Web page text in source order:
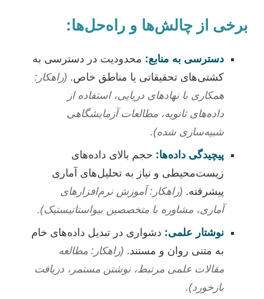
برخی از چالش‌ها و راه‌حل‌ها:
دسترسی به منابع: محدودیت در دسترسی به
کشتی‌های تحقیقاتی یا مناطق خاص. (راهکار:
همکاری با نهادهای دریایی، استفاده از
داده‌های ثانویه، مطالعات آزمایشگاهی
شبیه‌سازی شده).
پیچیدگی داده‌ها: حجم بالای داده‌های
زیست‌محیطی و نیاز به تحلیل‌های آماری
پیشرفته. (راهکار: آموزش نرم‌افزارهای
آماری، مشاوره با متخصصین بیواستاتیستیک).
نوشتار علمی: دشواری در تبدیل داده‌های خام
به متنی روان و مستند. (راهکار: مطالعه
مقالات علمی مرتبط، نوشتن مستمر، دریافت
بازخورد).